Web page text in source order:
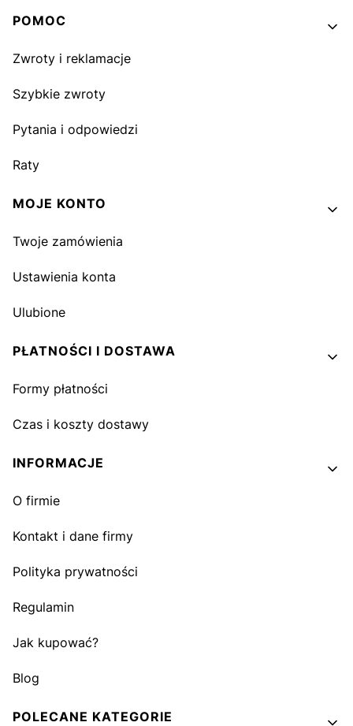
Linki w stopce
POMOC
Zwroty i reklamacje
Szybkie zwroty
Pytania i odpowiedzi
Raty
MOJE KONTO
Twoje zamówienia
Ustawienia konta
Ulubione
PŁATNOŚCI I DOSTAWA
Formy płatności
Czas i koszty dostawy
INFORMACJE
O firmie
Kontakt i dane firmy
Polityka prywatności
Regulamin
Jak kupować?
Blog
POLECANE KATEGORIE